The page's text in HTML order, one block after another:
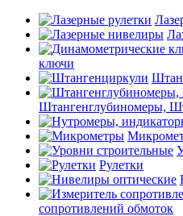
ключи
Штангенглубиномеры,
Рулетки
сопротивлений обмоток